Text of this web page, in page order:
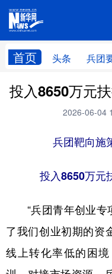
首页 头条 兵团
头条 兵团要
辽宁 吉林
浙江 安徽
山东 河南
投入8650万元
2026-06-04
兵团靶向施
投入8650万元
“兵团青年创业专
了我们创业初期的资
线上转化率低的困